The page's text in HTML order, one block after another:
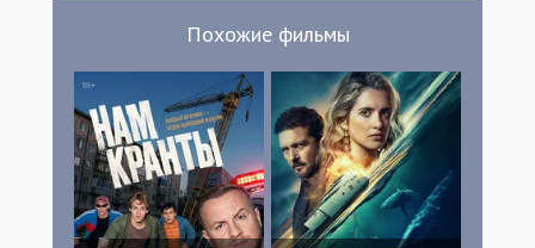
Похожие фильмы